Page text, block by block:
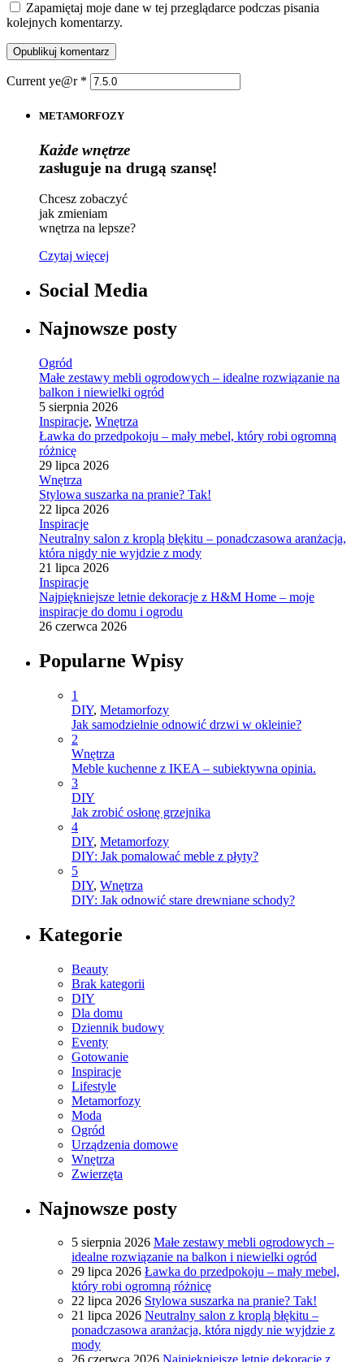
Zapamiętaj moje dane w tej przeglądarce podczas pisania
kolejnych komentarzy.
Current ye@r *
METAMORFOZY
Każde wnętrze
zasługuje na drugą szansę!
Chcesz zobaczyć
jak zmieniam
wnętrza na lepsze?
Czytaj więcej
Social Media
Najnowsze posty
Ogród
Małe zestawy mebli ogrodowych – idealne rozwiązanie na
balkon i niewielki ogród
5 sierpnia 2026
Inspiracje, Wnętrza
Ławka do przedpokoju – mały mebel, który robi ogromną
różnicę
29 lipca 2026
Wnętrza
Stylowa suszarka na pranie? Tak!
22 lipca 2026
Inspiracje
Neutralny salon z kroplą błękitu – ponadczasowa aranżacja,
która nigdy nie wyjdzie z mody
21 lipca 2026
Inspiracje
Najpiękniejsze letnie dekoracje z H&M Home – moje
inspiracje do domu i ogrodu
26 czerwca 2026
Popularne Wpisy
1
DIY, Metamorfozy
Jak samodzielnie odnowić drzwi w okleinie?
2
Wnętrza
Meble kuchenne z IKEA – subiektywna opinia.
3
DIY
Jak zrobić osłonę grzejnika
4
DIY, Metamorfozy
DIY: Jak pomalować meble z płyty?
5
DIY, Wnętrza
DIY: Jak odnowić stare drewniane schody?
Kategorie
Beauty
Brak kategorii
DIY
Dla domu
Dziennik budowy
Eventy
Gotowanie
Inspiracje
Lifestyle
Metamorfozy
Moda
Ogród
Urządzenia domowe
Wnętrza
Zwierzęta
Najnowsze posty
5 sierpnia 2026 Małe zestawy mebli ogrodowych –
idealne rozwiązanie na balkon i niewielki ogród
29 lipca 2026 Ławka do przedpokoju – mały mebel,
który robi ogromną różnicę
22 lipca 2026 Stylowa suszarka na pranie? Tak!
21 lipca 2026 Neutralny salon z kroplą błękitu –
ponadczasowa aranżacja, która nigdy nie wyjdzie z
mody